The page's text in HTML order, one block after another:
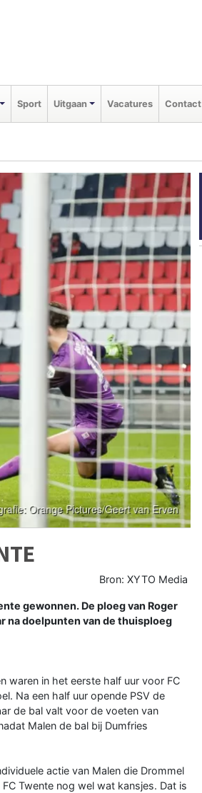
Sport Uitgaan Vacatures Contact
Bron: XYTO Media
gewonnen. De ploeg van Roger
na doelpunten van de thuisploeg
waren in het eerste half uur voor FC
Na een half uur opende PSV de
de bal valt voor de voeten van
Malen de bal bij Dumfries
actie van Malen die Drommel
Twente nog wel wat kansjes. Dat is